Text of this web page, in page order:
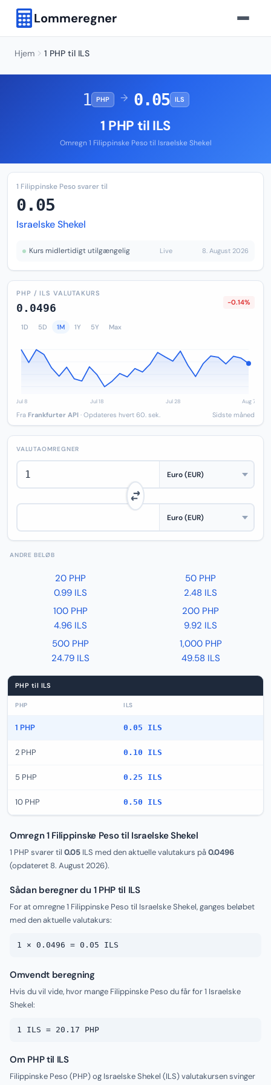
Lommeregner
Hjem 1 PHP til ILS
1 PHP → 0.05 ILS
1 PHP til ILS
Omregn 1 Filippinske Peso til Israelske Shekel
1 Filippinske Peso svarer til
0.05
Israelske Shekel
Kurs midlertidigt utilgængelig Live 8. August 2026
PHP / ILS VALUTAKURS
0.0496 -0.14%
1D 5D 1M 1Y 5Y Max
Fra Frankfurter API · Opdateres hvert 60. sek. Sidste måned
VALUTAOMREGNER
ANDRE BELØB
20 PHP
0.99 ILS
50 PHP
2.48 ILS
100 PHP
4.96 ILS
200 PHP
9.92 ILS
500 PHP
24.79 ILS
1,000 PHP
49.58 ILS
PHP til ILS
PHP ILS
1 PHP 0.05 ILS
2 PHP 0.10 ILS
5 PHP 0.25 ILS
10 PHP 0.50 ILS
Omregn 1 Filippinske Peso til Israelske Shekel
1 PHP svarer til 0.05 ILS med den aktuelle valutakurs på0.0496
(opdateret 8. August 2026).
Sådan beregner du 1 PHP til ILS
For at omregne 1 Filippinske Peso til Israelske Shekel, ganges beløbet
med den aktuelle valutakurs:
1 × 0.0496 = 0.05 ILS
Omvendt beregning
Hvis du vil vide, hvor mange Filippinske Peso du får for 1 Israelske
Shekel:
1 ILS = 20.17 PHP
Om PHP til ILS
Filippinske Peso (PHP) og Israelske Shekel (ILS) valutakursen svinger